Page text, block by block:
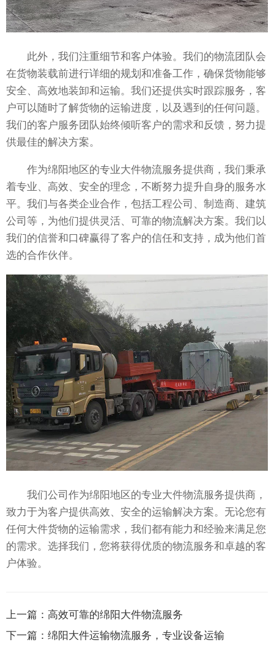
此外，我们注重细节和客户体验。我们的物流团队会
在货物装载前进行详细的规划和准备工作，确保货物能够
安全、高效地装卸和运输。我们还提供实时跟踪服务，客
户可以随时了解货物的运输进度，以及遇到的任何问题。
我们的客户服务团队始终倾听客户的需求和反馈，努力提
供最佳的解决方案。
作为绵阳地区的专业大件物流服务提供商，我们秉承
着专业、高效、安全的理念，不断努力提升自身的服务水
平。我们与各类企业合作，包括工程公司、制造商、建筑
公司等，为他们提供灵活、可靠的物流解决方案。我们以
我们的信誉和口碑赢得了客户的信任和支持，成为他们首
选的合作伙伴。
我们公司作为绵阳地区的专业大件物流服务提供商，
致力于为客户提供高效、安全的运输解决方案。无论您有
任何大件货物的运输需求，我们都有能力和经验来满足您
的需求。选择我们，您将获得优质的物流服务和卓越的客
户体验。
上一篇： 高效可靠的绵阳大件物流服务
下一篇： 绵阳大件运输物流服务，专业设备运输